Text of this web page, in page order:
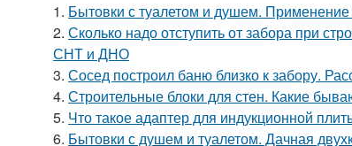
1. Бытовки с туалетом и душем. Применение
2. Сколько надо отступить от забора при
СНТ и ДНО
3. Сосед построил баню близко к забору.
4. Строительные блоки для стен. Какие
5. Что такое адаптер для индукционной
6. Бытовки с душем и туалетом. Дачная